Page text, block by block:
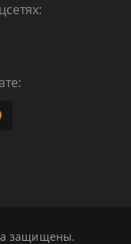
защищены.